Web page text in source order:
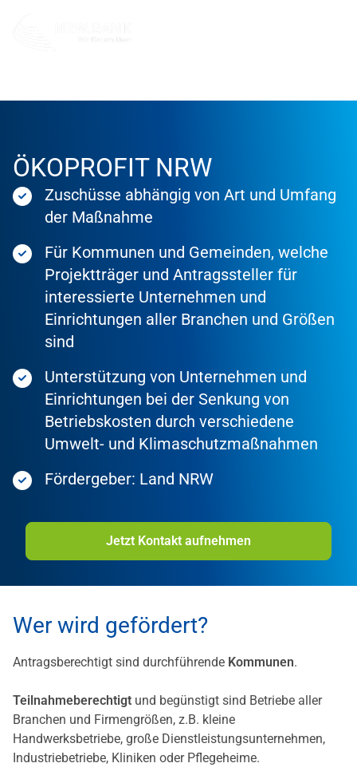
ÖKOPROFIT NRW
Zuschüsse abhängig von Art und Umfang
der Maßnahme
Für Kommunen und Gemeinden, welche
Projektträger und Antragssteller für
interessierte Unternehmen und
Einrichtungen aller Branchen und Größen
sind
Unterstützung von Unternehmen und
Einrichtungen bei der Senkung von
Betriebskosten durch verschiedene
Umwelt- und Klimaschutzmaßnahmen
Fördergeber: Land NRW
Jetzt Kontakt aufnehmen
Wer wird gefördert?
Antragsberechtigt sind durchführende Kommunen.
Teilnahmeberechtigt und begünstigt sind Betriebe aller
Branchen und Firmengrößen, z.B. kleine
Handwerksbetriebe, große Dienstleistungsunternehmen,
Industriebetriebe, Kliniken oder Pflegeheime.